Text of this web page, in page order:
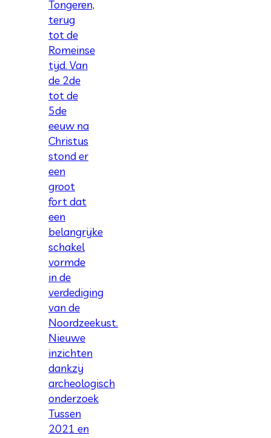
Tongeren,
terug
tot de
Romeinse
tijd. Van
de 2de
tot de
5de
eeuw na
Christus
stond er
een
groot
fort dat
een
belangrijke
schakel
vormde
in de
verdediging
van de
Noordzeekust.
Nieuwe
inzichten
dankzij
archeologisch
onderzoek
Tussen
2021 en